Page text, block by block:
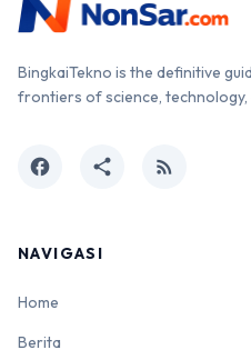
BingkaiTekno is the definitive
frontiers of science, technology,
facebook share rss_feed
NAVIGASI
Home
Berita